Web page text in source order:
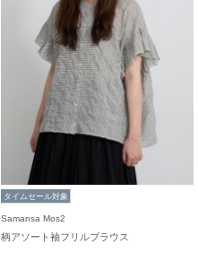
タイムセール対象
Samansa Mos2
柄アソート袖フリルブラウス